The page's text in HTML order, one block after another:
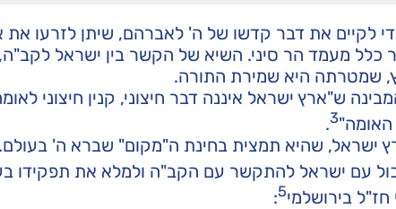
לקיים את דבר קדשו של ה' לאברהם, שיתן לזרעו את
כלל מעמד הר סיני. השיא של הקשר בין ישראל
שמטרתה היא שמירת התורה.
ש"ארץ ישראל איננה דבר חיצוני, קנין חיצוני
3
.
ישראל, שהיא תמצית בחינת ה"מקום" שברא ה'
עם ישראל להתקשר עם הקב"ה ולמלא את תפקידו
בירושלמי5
: